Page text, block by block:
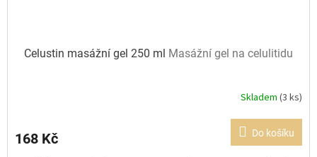
Celustin masážní gel 250 ml Masážní gel na celulitidu
je
Skladem(3 ks)
168 Kč Do košíku